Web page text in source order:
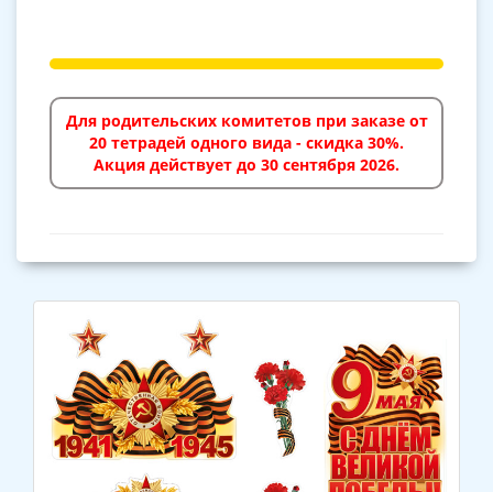
Для родительских комитетов при заказе от
20 тетрадей одного вида - скидка 30%.
Акция действует до 30 сентября 2026.